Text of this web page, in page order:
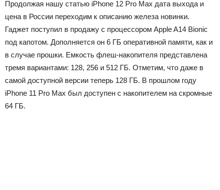
Продолжая нашу статью iPhone 12 Pro Max дата выхода и
цена в России переходим к описанию железа новинки.
Гаджет поступил в продажу с процессором Apple A14 Bionic
под капотом. Дополняется он 6 ГБ оперативной памяти, как и
в случае прошки. Емкость флеш-накопителя представлена
тремя вариантами: 128, 256 и 512 ГБ. Отметим, что даже в
самой доступной версии теперь 128 ГБ. В прошлом году
iPhone 11 Pro Max был доступен с накопителем на скромные
64 ГБ.